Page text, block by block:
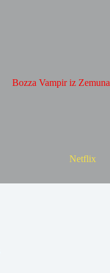
Bozza Vampir iz Zemuna
Netflix